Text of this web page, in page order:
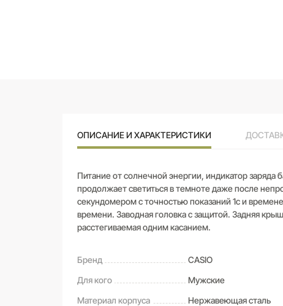
ОПИСАНИЕ И ХАРАКТЕРИСТИКИ
Питание от солнечной энергии, индикатор
продолжает светиться в темноте даже после
секундомером с точностью показаний 1с и
времени. Заводная головка с защитой. Задняя
расстегиваемая одним касанием.
Бренд CASIO
Для кого
Мужские
Материал корпуса
Нержавеющая сталь